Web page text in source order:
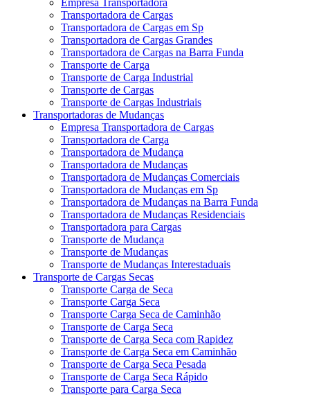
Transportadora de Cargas
Transportadora de Cargas em Sp
Transportadora de Cargas Grandes
Transportadora de Cargas na Barra Funda
Transporte de Carga
Transporte de Carga Industrial
Transporte de Cargas
Transporte de Cargas Industriais
Transportadoras de Mudanças
Empresa Transportadora de Cargas
Transportadora de Carga
Transportadora de Mudança
Transportadora de Mudanças
Transportadora de Mudanças Comerciais
Transportadora de Mudanças em Sp
Transportadora de Mudanças na Barra Funda
Transportadora de Mudanças Residenciais
Transportadora para Cargas
Transporte de Mudança
Transporte de Mudanças
Transporte de Mudanças Interestaduais
Transporte de Cargas Secas
Transporte Carga de Seca
Transporte Carga Seca
Transporte Carga Seca de Caminhão
Transporte de Carga Seca
Transporte de Carga Seca com Rapidez
Transporte de Carga Seca em Caminhão
Transporte de Carga Seca Pesada
Transporte de Carga Seca Rápido
Transporte para Carga Seca